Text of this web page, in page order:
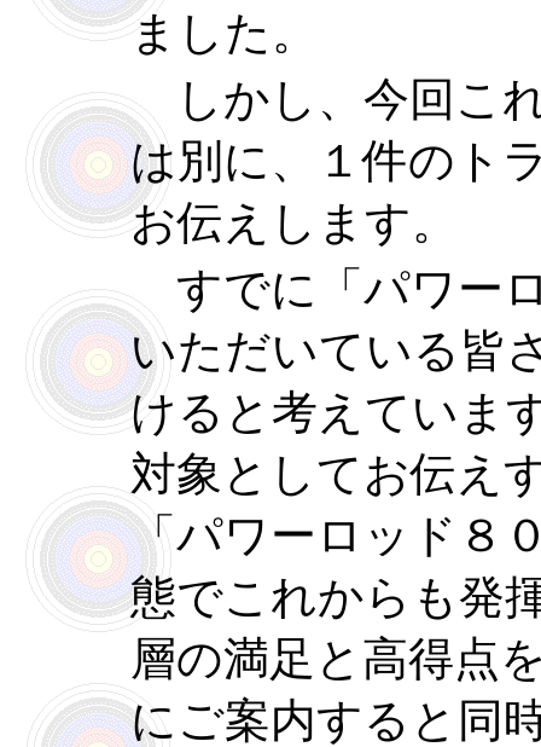
ました。
しかし、今回こ
は別に、１件のト
お伝えします。
すでに「パワー
いただいている皆
けると考えていま
対象としてお伝え
「パワーロッド８
態でこれからも発
層の満足と高得点
にご案内すると同